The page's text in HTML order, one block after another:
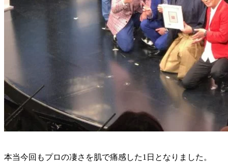
本当今回もプロの凄さを肌で痛感した1日となりました。